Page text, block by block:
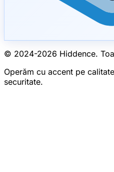
© 2024-2026 Hiddence.
Operăm cu accent pe
securitate.